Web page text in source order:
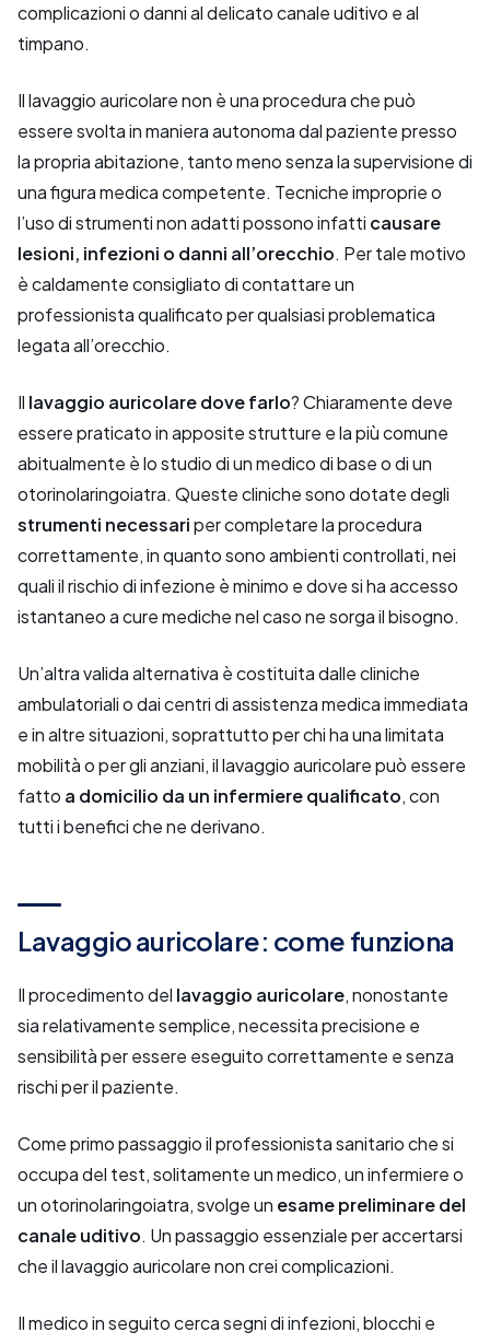
complicazioni o danni al delicato canale uditivo e al
timpano.
Il lavaggio auricolare non è una procedura che può
essere svolta in maniera autonoma dal paziente presso
la propria abitazione, tanto meno senza la supervisione di
una figura medica competente. Tecniche improprie o
l’uso di strumenti non adatti possono infatti causare
lesioni, infezioni o danni all’orecchio. Per tale motivo
è caldamente consigliato di contattare un
professionista qualificato per qualsiasi problematica
legata all’orecchio.
Il lavaggio auricolare dove farlo? Chiaramente deve
essere praticato in apposite strutture e la più comune
abitualmente è lo studio di un medico di base o di un
otorinolaringoiatra. Queste cliniche sono dotate degli
strumenti necessariper completare la procedura
correttamente, in quanto sono ambienti controllati, nei
quali il rischio di infezione è minimo e dove si ha accesso
istantaneo a cure mediche nel caso ne sorga il bisogno.
Un’altra valida alternativa è costituita dalle cliniche
ambulatoriali o dai centri di assistenza medica immediata
e in altre situazioni, soprattutto per chi ha una limitata
mobilità o per gli anziani, il lavaggio auricolare può essere
fatto a domicilio da un infermiere qualificato, con
tutti i benefici che ne derivano.
Lavaggio auricolare: come funziona
Il procedimento del lavaggio auricolare, nonostante
sia relativamente semplice, necessita precisione e
sensibilità per essere eseguito correttamente e senza
rischi per il paziente.
Come primo passaggio il professionista sanitario che si
occupa del test, solitamente un medico, un infermiere o
un otorinolaringoiatra, svolge un esame preliminare del
canale uditivo. Un passaggio essenziale per accertarsi
che il lavaggio auricolare non crei complicazioni.
Il medico in seguito cerca segni di infezioni, blocchi e